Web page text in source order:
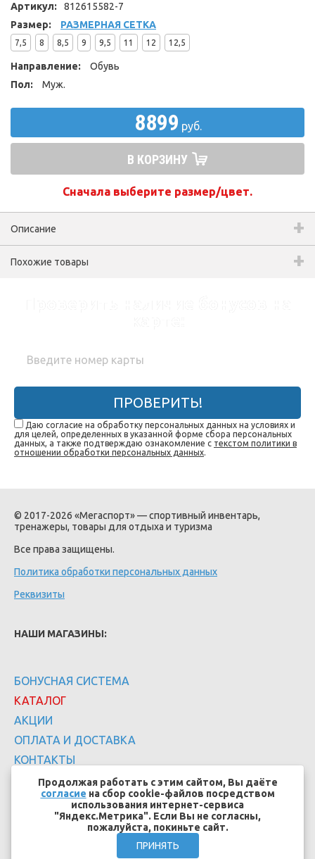
Артикул:
812615582-7
Размер:
РАЗМЕРНАЯ СЕТКА
7,5 8 8,5 9 9,5 11 12 12,5
Направление:
Обувь
Пол:
Муж.
8899 руб.
В КОРЗИНУ
Сначала выберите размер/цвет.
Описание
Похожие товары
ПРОВЕРИТЬ!
Даю согласие на обработку персональных данных на условиях и
для целей, определенных в указанной форме сбора персональных
данных, а также подтверждаю ознакомление с текстом политики в
отношении обработки персональных данных.
© 2017-2026 «Мегаспорт» — спортивный инвентарь,
тренажеры, товары для отдыха и туризма
Все права защищены.
Политика обработки персональных данных
Реквизиты
НАШИ МАГАЗИНЫ:
БОНУСНАЯ СИСТЕМА
КАТАЛОГ
АКЦИИ
ОПЛАТА И ДОСТАВКА
КОНТАКТЫ
Создание сайтов - EFFECT.SU
Продолжая работать с этим сайтом, Вы даёте
согласие на сбор cookie-файлов посредством
использования интернет-сервиса
"Яндекс.Метрика". Если Вы не согласны,
пожалуйста, покиньте сайт.
ПРИНЯТЬ